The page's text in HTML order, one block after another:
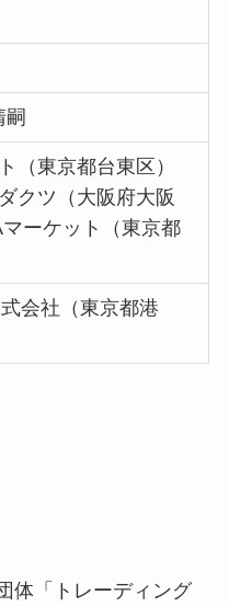
嗣
（東京都台東区）
クツ（大阪府大阪
ーケット（東京都
会社（東京都港
体「トレーディング